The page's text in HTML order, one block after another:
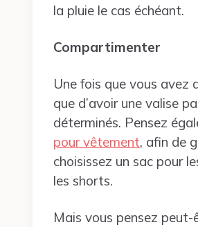
la pluie le cas échéant.
Compartimenter
Une fois que vous avez
que d’avoir une valise
déterminés. Pensez
pour vêtement, afin de
choisissez un sac pour
les shorts.
Mais vous pensez peut-